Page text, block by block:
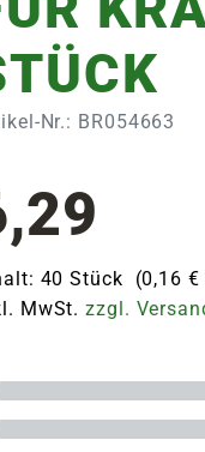
Nr.: BR054663
40 Stück (0,16
MwSt.zzgl.